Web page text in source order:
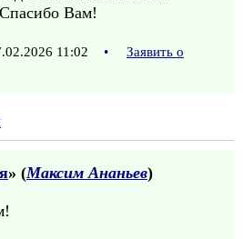
Вам!
11:02 •
Заявить о
» (Максим Ананьев)